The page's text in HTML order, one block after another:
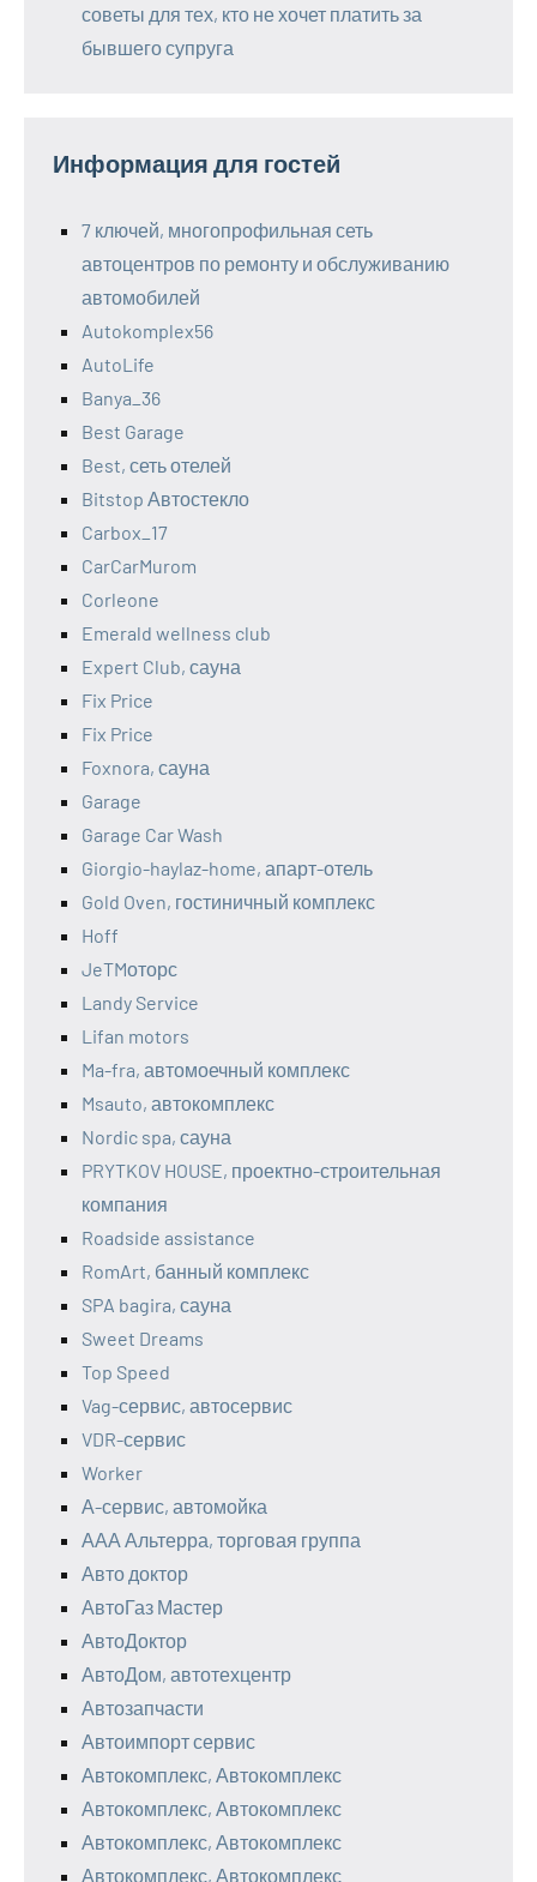
советы для тех, кто не хочет платить за
бывшего супруга
Информация для гостей
7 ключей, многопрофильная сеть
автоцентров по ремонту и обслуживанию
автомобилей
Autokomplex56
AutoLife
Banya_36
Best Garage
Best, сеть отелей
Bitstop Автостекло
Carbox_17
CarCarMurom
Corleone
Emerald wellness club
Expert Club, сауна
Fix Price
Fix Price
Foxnora, сауна
Garage
Garage Car Wash
Giorgio-haylaz-home, апарт-отель
Gold Oven, гостиничный комплекс
Hoff
JeTMоторс
Landy Service
Lifan motors
Ma-fra, автомоечный комплекс
Msauto, автокомплекс
Nordic spa, сауна
PRYTKOV HOUSE, проектно-строительная
компания
Roadside assistance
RomArt, банный комплекс
SPA bagira, сауна
Sweet Dreams
Top Speed
Vag-сервис, автосервис
VDR-сервис
Worker
А-сервис, автомойка
ААА Альтерра, торговая группа
Авто доктор
АвтоГаз Мастер
АвтоДоктор
АвтоДом, автотехцентр
Автозапчасти
Автоимпорт сервис
Автокомплекс, Автокомплекс
Автокомплекс, Автокомплекс
Автокомплекс, Автокомплекс
Автокомплекс, Автокомплекс